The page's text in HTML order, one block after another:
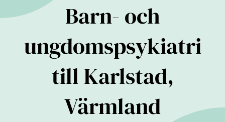
Barn- och
ungdomspsykiatri
till Karlstad,
Värmland